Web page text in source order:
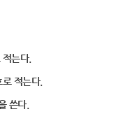
는다.
적는다.
쓴다.